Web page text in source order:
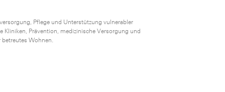
Pflege und Unterstützung vulnerabler
Prävention, medizinische Versorgung und
Wohnen.